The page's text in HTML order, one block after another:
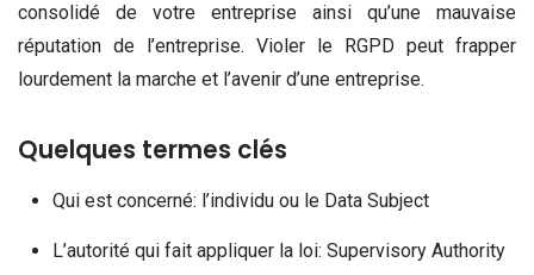
consolidé de votre entreprise ainsi qu’une mauvaise
réputation de l’entreprise. Violer le RGPD peut frapper
lourdement la marche et l’avenir d’une entreprise.
Quelques termes clés
Qui est concerné: l’individu ou le Data Subject
L’autorité qui fait appliquer la loi: Supervisory Authority